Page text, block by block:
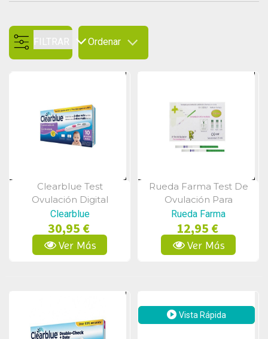
FILTRAR Ordenar
Vista Rápida
Clearblue Test
Ovulación Digital
Clearblue
30,95 €
Ver Más
Vista Rápida
Rueda Farma Test De
Ovulación Para
Autodiagnóstico 10
Unidades
Rueda Farma
12,95 €
Ver Más
Vista Rápida